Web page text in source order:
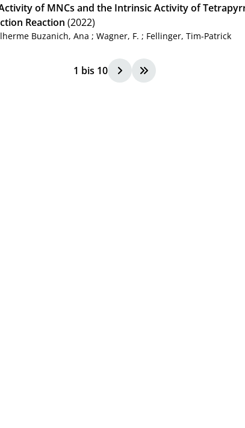
of MNCs and the Intrinsic Activity of
Reaction (2022)
Buzanich, Ana ;Wagner, F. ; Fellinger, Tim-Patrick
1 bis 10